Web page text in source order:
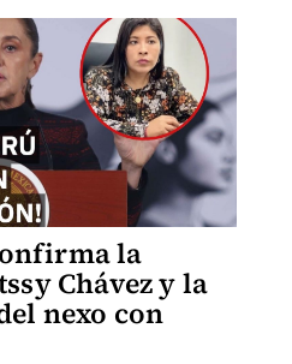
la
Chávez y la
nexo con